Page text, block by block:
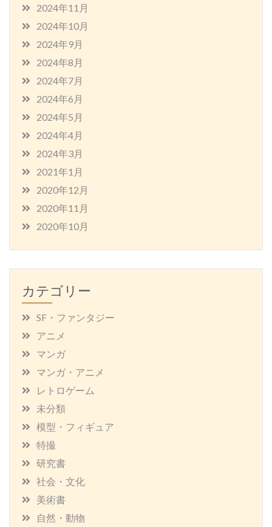
2024年11月
2024年10月
2024年9月
2024年8月
2024年7月
2024年6月
2024年5月
2024年4月
2024年3月
2021年1月
2020年12月
2020年11月
2020年10月
カテゴリー
SF・ファンタジー
アニメ
マンガ
マンガ・アニメ
レトロゲーム
未分類
模型・フィギュア
特撮
研究書
社会・文化
美術書
自然・動物